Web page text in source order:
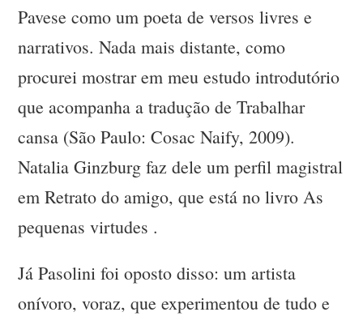
Pavese como um poeta de versos livres e
narrativos. Nada mais distante, como
procurei mostrar em meu estudo introdutório
que acompanha a tradução de Trabalhar
cansa (São Paulo: Cosac Naify, 2009).
Natalia Ginzburg faz dele um perfil magistral
em Retrato do amigo, que está no livro As
pequenas virtudes .
Já Pasolini foi oposto disso: um artista
onívoro, voraz, que experimentou de tudo e